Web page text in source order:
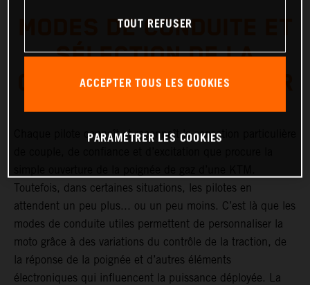
MODES DE CONDUITE ET
SÉLECTION DE LA
CARTOGRAPHIE MOTEUR
Chaque pilote connaît et reconnaît la sensation particulière
Toutefois, dans certaines situations, les pilotes en
attendent un peu plus... ou un peu moins. C’est là que les
modes de conduite utiles permettent de personnaliser la
moto grâce à des variations du contrôle de la traction, de
la réponse de la poignée et d’autres éléments
électroniques qui influencent la puissance déployée. La
TOUT REFUSER
ACCEPTER TOUS LES COOKIES
PARAMÉTRER LES COOKIES